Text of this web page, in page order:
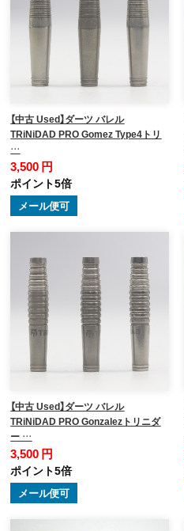
【中古 Used】ダーツ バレル
TRiNiDAD PRO Gomez Type4トリ
…
3,500 円
ポイント5倍
メール便可
【中古 Used】ダーツ バレル
TRiNiDAD PRO Gonzalezトリニダ
ー …
3,500 円
ポイント5倍
メール便可